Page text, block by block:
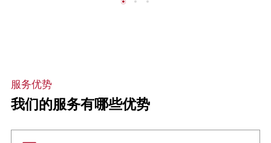
服务优势
我们的服务有哪些优势